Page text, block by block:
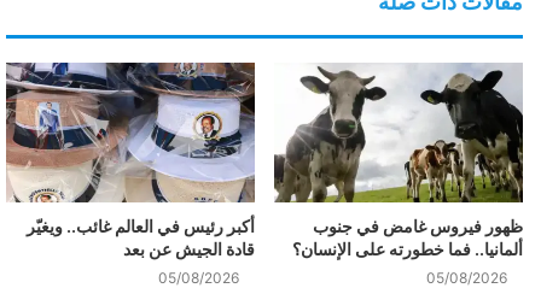
ظهور فيروس غامض في جنوب
ألمانيا.. فما خطورته على الإنسان؟
05/08/2026
أكبر رئيس في العالم غائب.. ويغيّر
قادة الجيش عن بعد
05/08/2026